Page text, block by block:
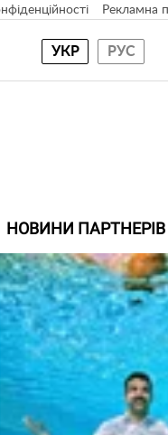
Рекламна
УКР РУС
НОВИНИ ПАРТНЕРІВ